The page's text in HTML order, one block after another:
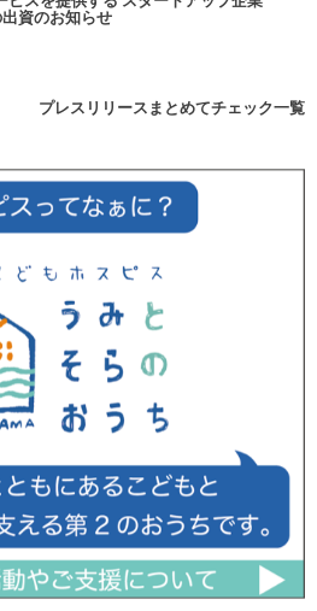
資のお知らせ
プレスリリースまとめてチェック一覧